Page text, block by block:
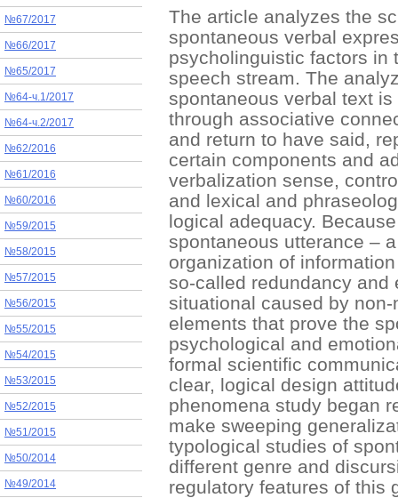
№67/2017
№66/2017
№65/2017
№64-ч.1/2017
№64-ч.2/2017
№62/2016
№61/2016
№60/2016
№59/2015
№58/2015
№57/2015
№56/2015
№55/2015
№54/2015
№53/2015
№52/2015
№51/2015
№50/2014
№49/2014
The article analyzes the
spontaneous verbal
psycholinguistic factors in
speech stream. The
spontaneous verbal text
through associative
and return to have said,
certain components and
verbalization sense,
and lexical and
logical adequacy.
spontaneous utterance –
organization of
so-called redundancy
situational caused by
elements that prove the
psychological and
formal scientific
clear, logical design
phenomena study began
make sweeping
typological studies of
different genre and
regulatory features of this